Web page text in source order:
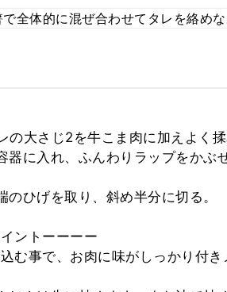
全体的に混ぜ合わせてタレを絡め
大さじ2を牛こま肉に加えよく揉
に入れ、ふんわりラップをかぶ
ひげを取り、斜め半分に切る。
ントーーーー
む事で、お肉に味がしっかり付